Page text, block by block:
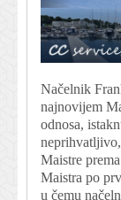
Načelnik
najnovijem
odnosa,
Maistre
Maistra po
u čemu